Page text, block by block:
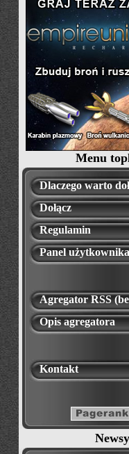
Menu
Dlaczego warto
Dołącz
Regulamin
Panel użytkownika
Agregator RSS
Opis agregatora
Kontakt
Newsy